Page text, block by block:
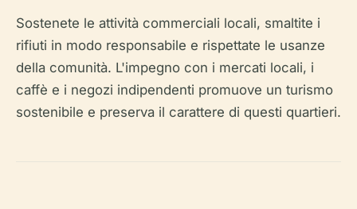
Sostenete le attività commerciali locali, smaltite i
rifiuti in modo responsabile e rispettate le usanze
della comunità. L'impegno con i mercati locali, i
caffè e i negozi indipendenti promuove un turismo
sostenibile e preserva il carattere di questi quartieri.